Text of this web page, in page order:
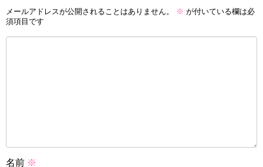
メールアドレスが公開されることはありません。 ※ が付いている欄は必
須項目です
名前 ※